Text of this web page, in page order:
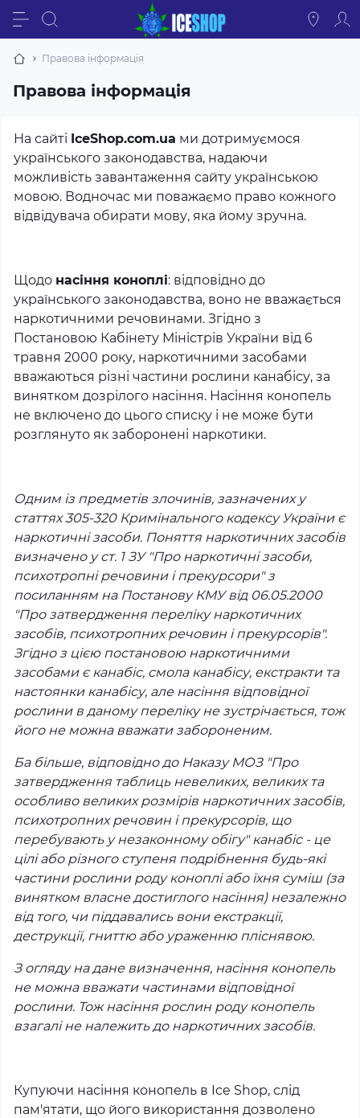
Правова інформація
Правова інформація
На сайті IceShop.com.ua ми дотримуємося
українського законодавства, надаючи
можливість завантаження сайту українською
мовою. Водночас ми поважаємо право кожного
відвідувача обирати мову, яка йому зручна.
Щодо насіння коноплі: відповідно до
українського законодавства, воно не вважається
наркотичними речовинами. Згідно з
Постановою Кабінету Міністрів України від 6
травня 2000 року, наркотичними засобами
вважаються різні частини рослини канабісу, за
винятком дозрілого насіння. Насіння конопель
не включено до цього списку і не може бути
розглянуто як заборонені наркотики.
Одним із предметів злочинів, зазначених у
статтях 305-320 Кримінального кодексу України є
наркотичні засоби. Поняття наркотичних засобів
визначено у ст. 1 ЗУ "Про наркотичні засоби,
психотропні речовини і прекурсори" з
посиланням на Постанову КМУ від 06.05.2000
"Про затвердження переліку наркотичних
засобів, психотропних речовин і прекурсорів".
Згідно з цією постановою наркотичними
засобами є канабіс, смола канабісу, екстракти та
настоянки канабісу, але насіння відповідної
рослини в даному переліку не зустрічається, тож
його не можна вважати забороненим.
Ба більше, відповідно до Наказу МОЗ "Про
затвердження таблиць невеликих, великих та
особливо великих розмірів наркотичних засобів,
психотропних речовин і прекурсорів, що
перебувають у незаконному обігу" канабіс - це
цілі або різного ступеня подрібнення будь-які
частини рослини роду коноплі або їхня суміш (за
винятком власне достиглого насіння) незалежно
від того, чи піддавались вони екстракції,
деструкції, гниттю або ураженню пліснявою.
З огляду на дане визначення, насіння конопель
не можна вважати частинами відповідної
рослини. Тож насіння рослин роду конопель
взагалі не належить до наркотичних засобів.
Купуючи насіння конопель в Ice Shop, слід
пам'ятати, що його використання дозволено